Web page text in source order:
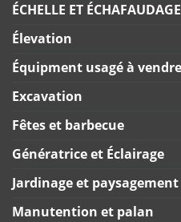
ÉCHELLE ET ÉCHAFAUDAGE
Élevation
Équipment usagé à vendre
Excavation
Fêtes et barbecue
Génératrice et Éclairage
Jardinage et paysagement
Manutention et palan